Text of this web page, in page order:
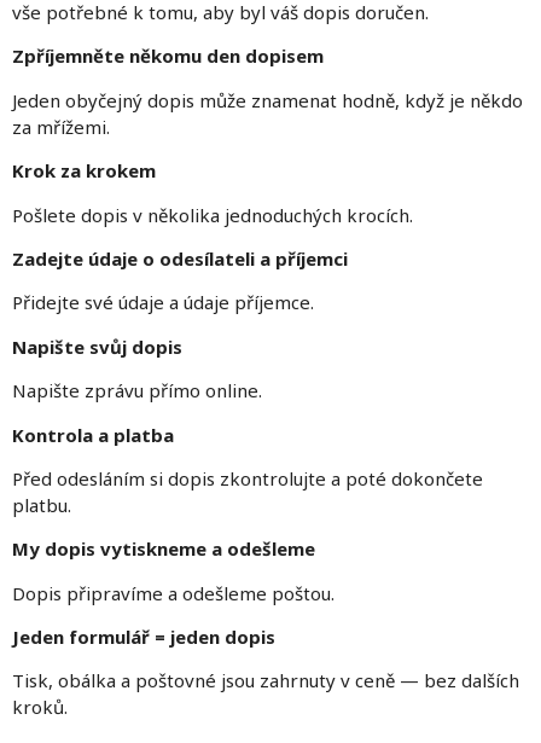
vše potřebné k tomu, aby byl váš dopis doručen.
Zpříjemněte někomu den dopisem
Jeden obyčejný dopis může znamenat hodně, když je někdo
za mřížemi.
Krok za krokem
Pošlete dopis v několika jednoduchých krocích.
Zadejte údaje o odesílateli a příjemci
Přidejte své údaje a údaje příjemce.
Napište svůj dopis
Napište zprávu přímo online.
Kontrola a platba
Před odesláním si dopis zkontrolujte a poté dokončete
platbu.
My dopis vytiskneme a odešleme
Dopis připravíme a odešleme poštou.
Jeden formulář = jeden dopis
Tisk, obálka a poštovné jsou zahrnuty v ceně — bez dalších
kroků.